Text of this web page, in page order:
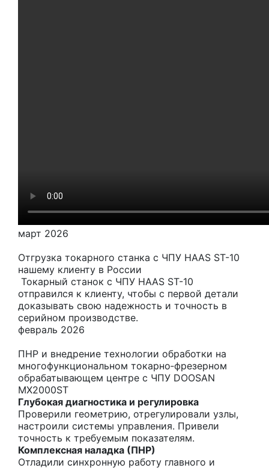
март 2026
Отгрузка токарного станка с ЧПУ HAAS ST-10
нашему клиенту в России
Токарный станок с ЧПУ HAAS ST-10
отправился к клиенту, чтобы с первой детали
доказывать свою надежность и точность в
серийном производстве.
февраль 2026
ПНР и внедрение технологии обработки на
многофункциональном токарно‑фрезерном
обрабатывающем центре с ЧПУ DOOSAN
MX2000ST
Глубокая диагностика и регулировка
Проверили геометрию, отрегулировали узлы,
настроили системы управления. Привели
точность к требуемым показателям.
Комплексная наладка (ПНР)
Отладили синхронную работу главного и